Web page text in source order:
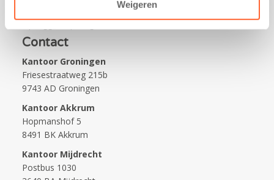
Weigeren
Wijzigen opvangcontract
Contact
Kantoor Groningen
Friesestraatweg 215b
9743 AD Groningen
Kantoor Akkrum
Hopmanshof 5
8491 BK Akkrum
Kantoor Mijdrecht
Postbus 1030